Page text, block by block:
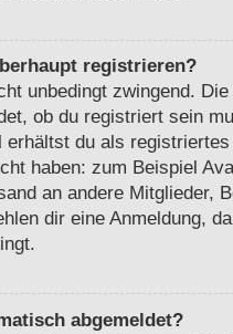
registrieren?
unbedingt zwingend.
ob du registriert sein
erhältst du als
haben: zum Beispiel
an andere Mitglieder,
dir eine Anmeldung,
abgemeldet?